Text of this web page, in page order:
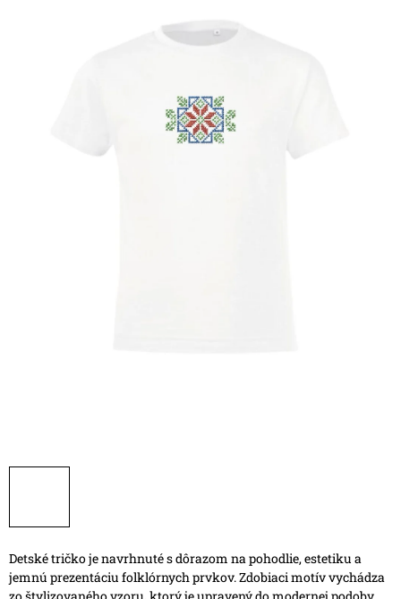
Detské tričko je navrhnuté s dôrazom na pohodlie, estetiku a
jemnú prezentáciu folklórnych prvkov. Zdobiaci motív vychádza
zo štylizovaného vzoru, ktorý je upravený do modernej podoby